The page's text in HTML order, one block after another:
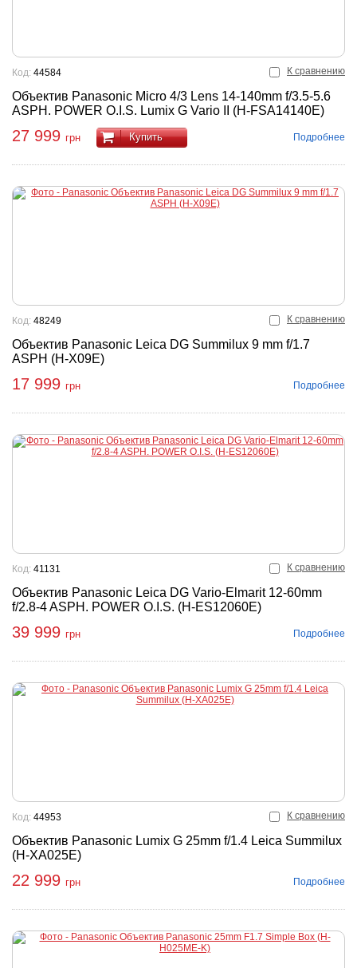
К сравнению
Объектив Panasonic Micro 4/3 Lens 14-140mm f/3.5-5.6
ASPH. POWER O.I.S. Lumix G Vario II (H-FSA14140E)
Код: 44584
27 999 грн Купить Подробнее
К сравнению
Объектив Panasonic Leica DG Summilux 9 mm f/1.7
ASPH (H-X09E)
Код: 48249
17 999 грн Подробнее
К сравнению
Объектив Panasonic Leica DG Vario-Elmarit 12-60mm
f/2.8-4 ASPH. POWER O.I.S. (H-ES12060E)
Код: 41131
39 999 грн Подробнее
К сравнению
Объектив Panasonic Lumix G 25mm f/1.4 Leica Summilux
(H-XA025E)
Код: 44953
22 999 грн Подробнее